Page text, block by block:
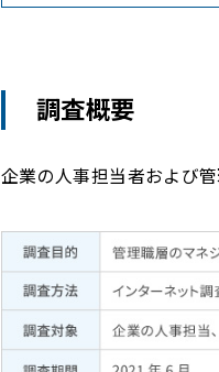
調査概要
企業の人事担当者および